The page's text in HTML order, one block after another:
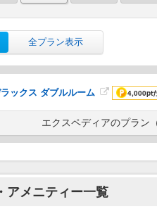
全プラン表示
ックス ダブルルーム 4,000pt
エクスペディアのプラン
アメニティー一覧